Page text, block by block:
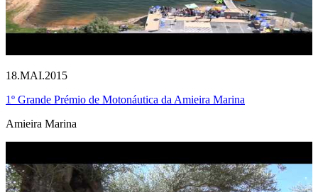
18.MAI.2015
1º Grande Prémio de Motonáutica da Amieira Marina
Amieira Marina